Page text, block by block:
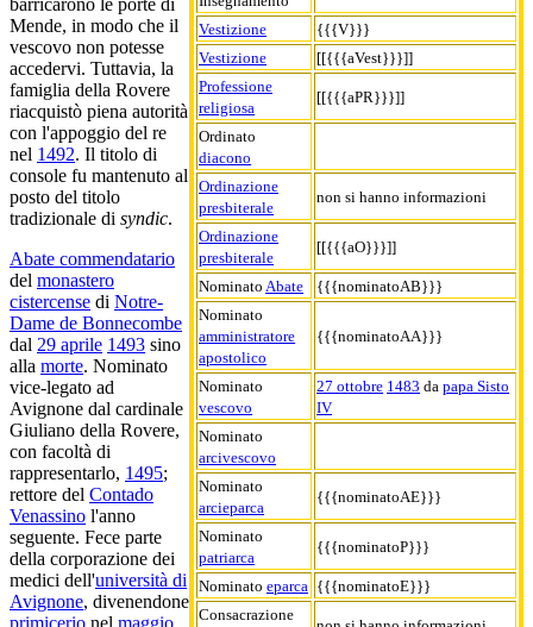
Vestizione
{{{V}}}
Vestizione
[[{{{aVest}}}]]
Professione
religiosa
[[{{{aPR}}}]]
Ordinato
diacono
Ordinazione
presbiterale
non si hanno informazioni
Ordinazione
presbiterale
[[{{{aO}}}]]
Nominato Abate
{{{nominatoAB}}}
Nominato
amministratore
apostolico
{{{nominatoAA}}}
Nominato
vescovo
27 ottobre 1483 da papa Sisto
IV
Nominato
arcivescovo
Nominato
arcieparca
{{{nominatoAE}}}
Nominato
patriarca
{{{nominatoP}}}
Nominato eparca {{{nominatoE}}}
Consacrazione
Mende, in modo che il
vescovo non potesse
accedervi. Tuttavia, la
famiglia della Rovere
riacquistò piena autorità
con l'appoggio del re
nel 1492. Il titolo di
console fu mantenuto al
posto del titolo
tradizionale di syndic.
Abate commendatario
del monastero
cistercense di Notre-
Dame de Bonnecombe
dal 29 aprile 1493 sino
alla morte. Nominato
vice-legato ad
Avignone dal cardinale
Giuliano della Rovere,
con facoltà di
rappresentarlo, 1495;
rettore del Contado
Venassino l'anno
seguente. Fece parte
della corporazione dei
medici dell'università di
Avignone, divenendone
primicerio nel maggio